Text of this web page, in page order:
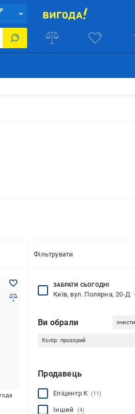
Фільтрувати
ЗАБРАТИ СЬОГОДНІ
Київ, вул. Полярна, 20-Д
Ви обрали
Колір: прозорий
Продавець
Епіцентр К (11)
Інший (4)